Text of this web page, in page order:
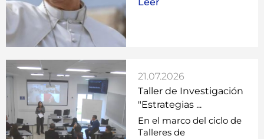
Leer
21.07.2026
Taller de Investigación
"Estrategias ...
En el marco del ciclo de
Talleres de